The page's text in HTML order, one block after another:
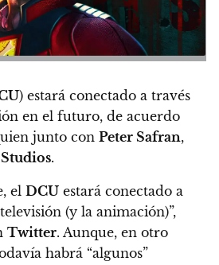
) estará conectado a través
en el futuro, de acuerdo
junto con Peter Safran,
.
el DCU estará conectado a
(y la animación)”,
Twitter. Aunque, en otro
habrá “algunos”